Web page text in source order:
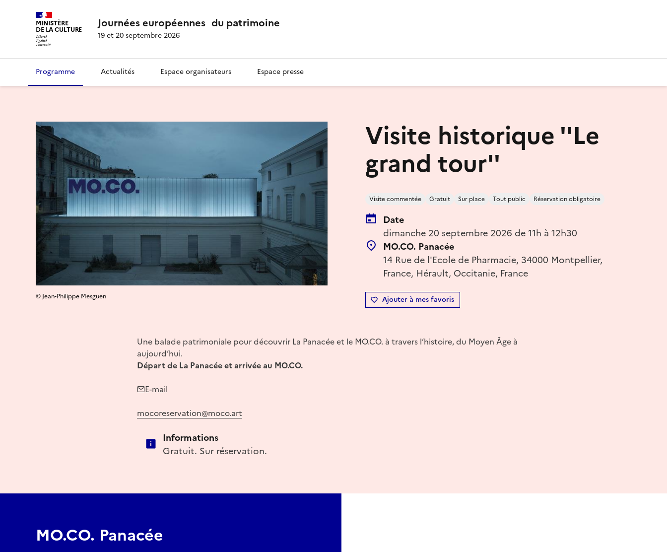
MINISTÈRE
DE LA CULTURE Journées européennes du patrimoine
19 et 20 septembre 2026
Programme Actualités Espace organisateurs Espace presse
Visite historique ''Le
grand tour''
Visite commentée Gratuit Sur place Tout public Réservation obligatoire
Date
dimanche 20 septembre 2026 de 11h à 12h30
MO.CO. Panacée
14 Rue de l'Ecole de Pharmacie, 34000 Montpellier,
France, Hérault, Occitanie, France
Ajouter à mes favoris
© Jean-Philippe Mesguen
Une balade patrimoniale pour découvrir La Panacée et le MO.CO. à travers l’histoire, du Moyen Âge à
aujourd’hui.
Départ de La Panacée et arrivée au MO.CO.
E-mail
mocoreservation@moco.art
Informations
Gratuit. Sur réservation.
MO.CO. Panacée